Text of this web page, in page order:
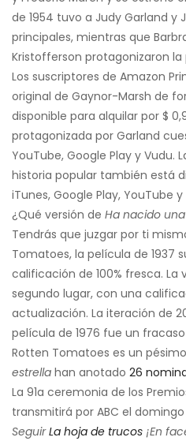
de 1954 tuvo a Judy Garland y
principales, mientras que
Kristofferson protagonizaron la
Los suscriptores de Amazon
original de Gaynor-Marsh de
disponible para alquilar por $
protagonizada por Garland
YouTube, Google Play y Vudu.
historia popular también está
iTunes, Google Play, YouTube y
¿Qué versión de Ha nacido
Tendrás que juzgar por ti
Tomatoes, la película de 1937
calificación de 100% fresca. La
segundo lugar, con una
actualización. La iteración de
película de 1976 fue un
Rotten Tomatoes es un
estrella han anotado 26
La 91a ceremonia de los
transmitirá por ABC el
SeguirLa hoja de trucos ¡En